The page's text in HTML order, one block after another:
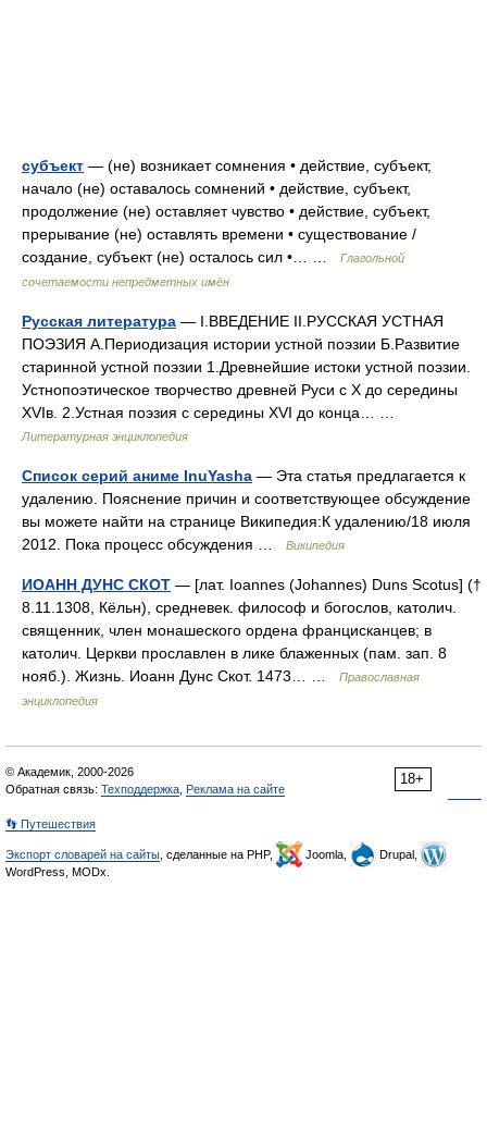
субъект — (не) возникает сомнения • действие, субъект,
начало (не) оставалось сомнений • действие, субъект,
продолжение (не) оставляет чувство • действие, субъект,
прерывание (не) оставлять времени • существование /
создание, субъект (не) осталось сил •… …
Глагольной
сочетаемости непредметных имён
Русская литература — I.ВВЕДЕНИЕ II.РУССКАЯ УСТНАЯ
ПОЭЗИЯ А.Периодизация истории устной поэзии Б.Развитие
старинной устной поэзии 1.Древнейшие истоки устной поэзии.
Устнопоэтическое творчество древней Руси с X до середины
XVIв. 2.Устная поэзия с середины XVI до конца… …
Литературная энциклопедия
Список серий аниме InuYasha — Эта статья предлагается к
удалению. Пояснение причин и соответствующее обсуждение
вы можете найти на странице Википедия:К удалению/18 июля
2012. Пока процесс обсуждения …
Википедия
ИОАНН ДУНС СКОТ — [лат. Ioannes (Johannes) Duns Scotus] (†
8.11.1308, Кёльн), средневек. философ и богослов, католич.
священник, член монашеского ордена францисканцев; в
католич. Церкви прославлен в лике блаженных (пам. зап. 8
нояб.). Жизнь. Иоанн Дунс Скот. 1473… …
Православная
энциклопедия
18+
© Академик, 2000-2026
Обратная связь: Техподдержка Реклама на сайте
👣 Путешествия
Экспорт словарей на сайты , сделанные на PHP, Joomla,
Drupal,
WordPress, MODx.